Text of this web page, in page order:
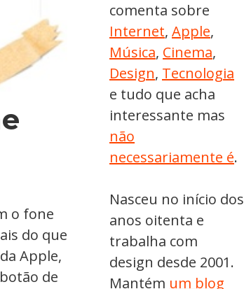
o fone
do que
Apple,
de
comenta sobre
Internet, Apple,
Música, Cinema,
Design, Tecnologia
e tudo que acha
interessante mas
não
necessariamente é.
Nasceu no início dos
anos oitenta e
trabalha com
design desde 2001.
Mantém um blog